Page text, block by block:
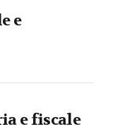
e
e fiscale